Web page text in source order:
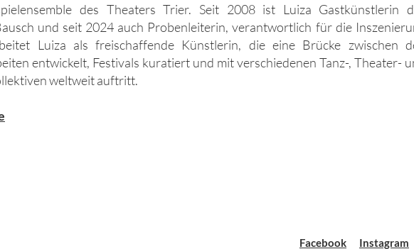
des Theaters Trier. Seit 2008 ist Luiza Gastkünstlerin
und seit 2024 auch Probenleiterin, verantwortlich für die
Luiza als freischaffende Künstlerin, die eine Brücke zwischen
entwickelt, Festivals kuratiert und mit verschiedenen Tanz-, Theater-
weltweit auftritt.
Facebook Instagram